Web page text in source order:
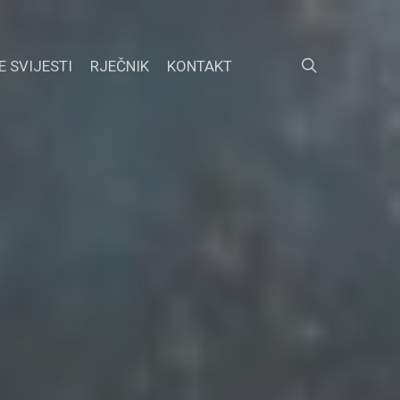
SVIJESTI RJEČNIK KONTAKT FACEBOOK